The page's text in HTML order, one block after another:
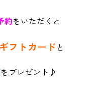
約をいただくと
フトカード と
をプレゼント♪